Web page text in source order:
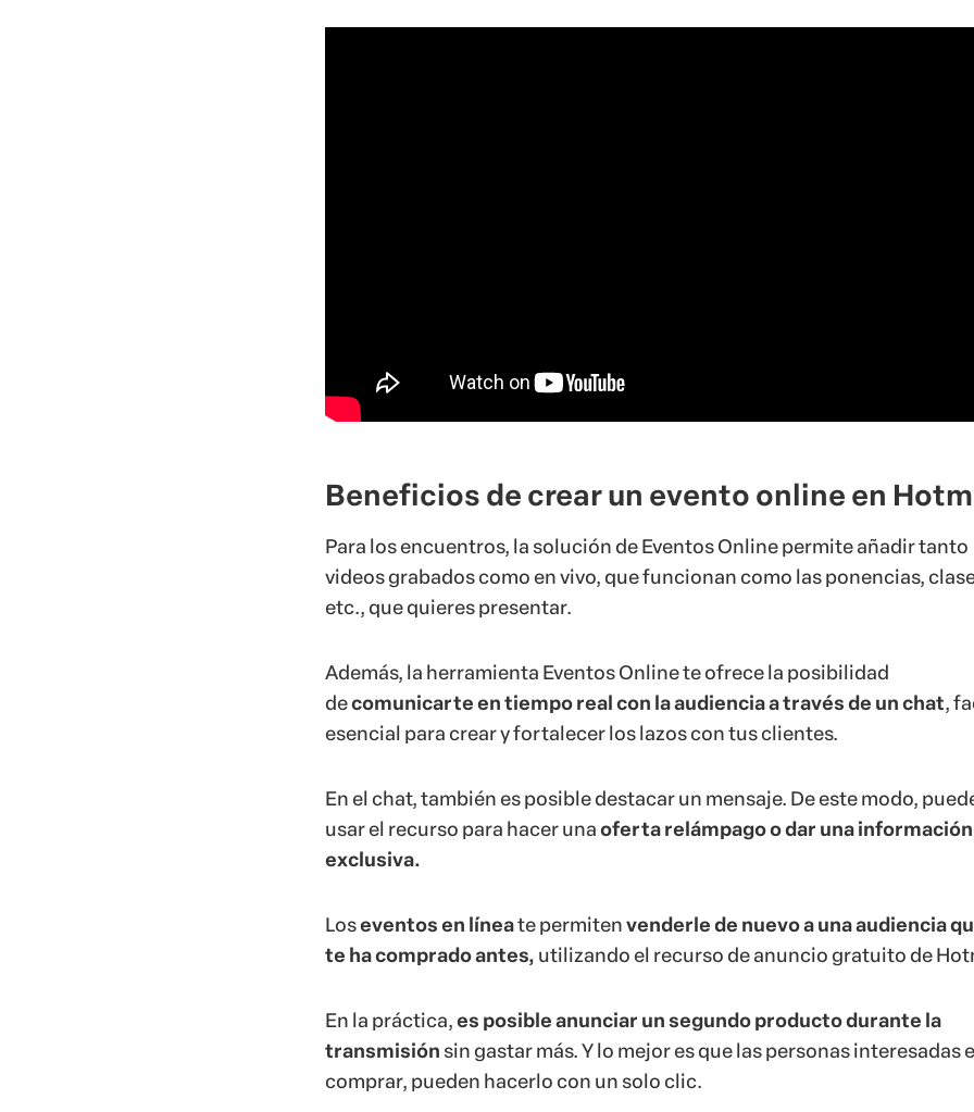
Además, la herramienta Eventos Online te ofrece la posibilidad
esencial para crear y fortalecer los lazos con tus clientes.
En el chat, también es posible destacar un mensaje. De este modo,
usar el recurso para hacer una oferta relámpago o dar una información
exclusiva.
Loseventos en líneate permitenvenderle de nuevo a una audiencia
te ha comprado antes,utilizando el recurso de anuncio gratuito de
transmisiónsin gastar más. Y lo mejor es que las personas interesadas
comprar, pueden hacerlo con un solo clic.
que otros profesionales te ayuden a alcanzar una audiencia aún mayor
tuseventos virtuales.
Si ya quieres crear uno, continúa leyendo.